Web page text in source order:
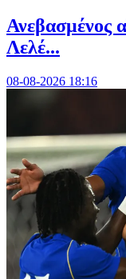
Ανεβασμένος
Λελέ...
08-08-2026 18:16